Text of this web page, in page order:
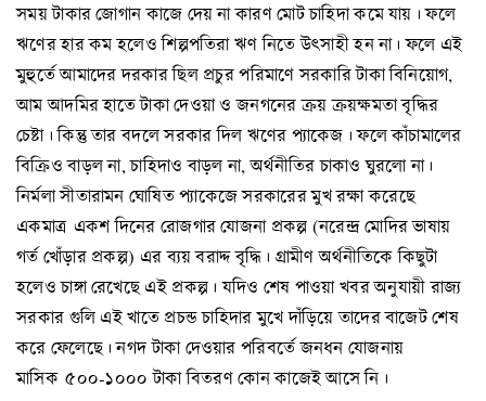
সময় টাকার জোগান কাজে দেয় না কারণ মোট চাহিদা কমে যায়। ফলে
ঋণের হার কম হলেও শিল্পপতিরা ঋণ নিতে উৎসাহী হন না। ফলে এই
মুহুর্তে আমাদের দরকার ছিল প্রচুর পরিমাণে সরকারি টাকা বিনিয়োগ,
আম আদমির হাতে টাকা দেওয়া ও জনগনের ক্রয় ক্রয়ক্ষমতা বৃদ্ধির
চেষ্টা। কিন্তু তার বদলে সরকার দিল ঋণের প্যাকেজ। ফলে কাঁচামালের
বিক্রিও বাড়ল না, চাহিদাও বাড়ল না, অর্থনীতির চাকাও ঘুরলো না।
নির্মলা সীতারামন ঘোষিত প্যাকেজে সরকারের মুখ রক্ষা করেছে
একমাত্র একশ দিনের রোজগার যোজনা প্রকল্প (নরেন্দ্র মোদির ভাষায়
গর্ত খোঁড়ার প্রকল্প) এর ব্যয় বরাদ্দ বৃদ্ধি। গ্রামীণ অর্থনীতিকে কিছুটা
হলেও চাঙ্গা রেখেছে এই প্রকল্প। যদিও শেষ পাওয়া খবর অনুযায়ী রাজ্য
সরকার গুলি এই খাতে প্রচন্ড চাহিদার মুখে দাঁড়িয়ে তাদের বাজেট শেষ
করে ফেলেছে। নগদ টাকা দেওয়ার পরিবর্তে জনধন যোজনায়
মাসিক ৫০০-১০০০ টাকা বিতরণ কোন কাজেই আসে নি।